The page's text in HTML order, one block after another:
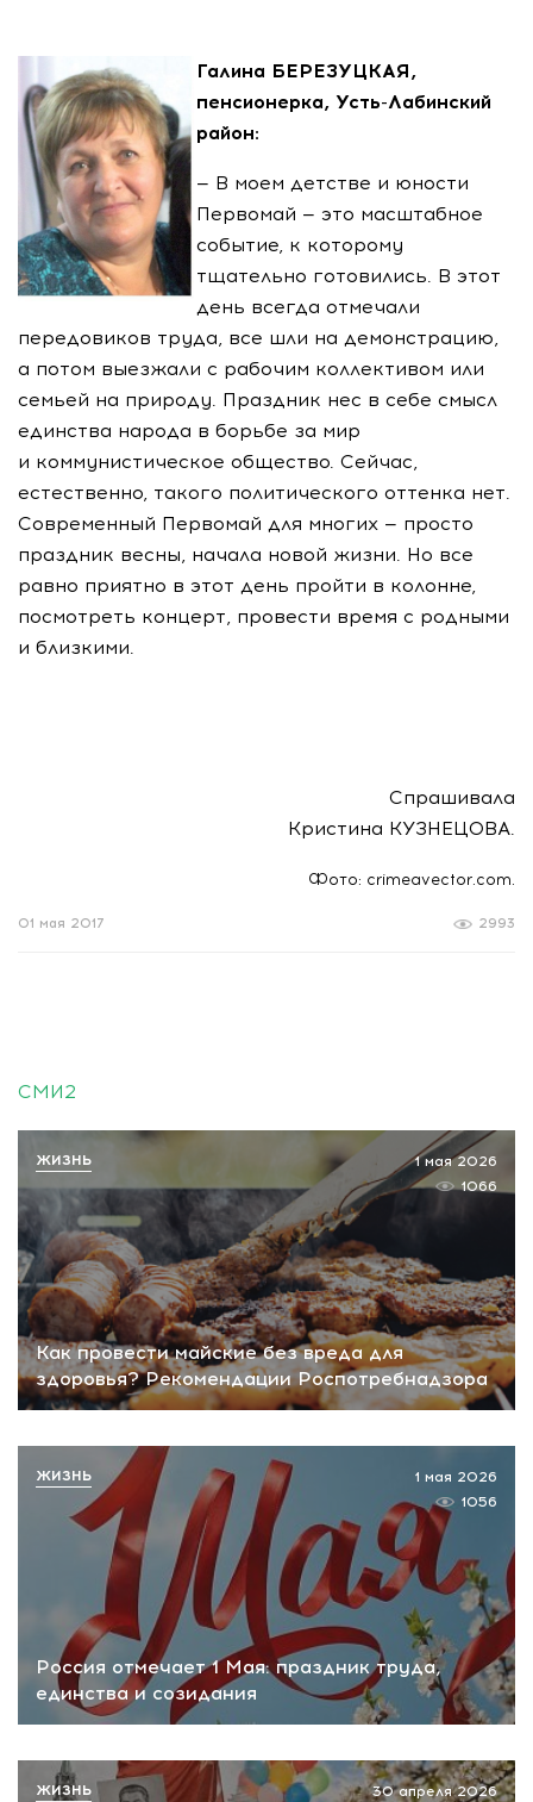
Галина БЕРЕЗУЦКАЯ,
пенсионерка, Усть-Лабинский
район:
— В моем детстве и юности
Первомай — это масштабное
событие, к которому
тщательно готовились. В этот
день всегда отмечали
передовиков труда, все шли на демонстрацию,
а потом выезжали с рабочим коллективом или
семьей на природу. Праздник нес в себе смысл
единства народа в борьбе за мир
и коммунистическое общество. Сейчас,
естественно, такого политического оттенка нет.
Современный Первомай для многих — просто
праздник весны, начала новой жизни. Но все
равно приятно в этот день пройти в колонне,
посмотреть концерт, провести время с родными
и близкими.
Спрашивала
Кристина КУЗНЕЦОВА.
Фото: crimeavector.com.
2993
01 мая 2017
СМИ2
Как провести майские без вреда для
здоровья? Рекомендации Роспотребнадзора
1 мая 2026
1066
ЖИЗНЬ
Россия отмечает 1 Мая: праздник труда,
единства и созидания
1 мая 2026
1056
ЖИЗНЬ
30 апреля 2026
ЖИЗНЬ